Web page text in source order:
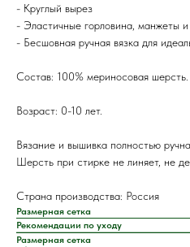
- Круглый вырез
- Эластичные горловина, манжеты и
- Бесшовная ручная вязка для
Состав: 100% мериносовая шерсть.
Возраст: 0-10 лет.
Вязание и вышивка полностью
Шерсть при стирке не линяет, не
Страна производства: Россия
Размерная сетка
Рекомендации по уходу
Размерная сетка